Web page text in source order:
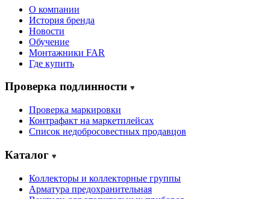
О компании
История бренда
Новости
Обучение
Монтажники FAR
Где купить
Проверка подлинности
Проверка маркировки
Контрафакт на маркетплейсах
Cписок недобросовестных продавцов
Каталог
Коллекторы и коллекторные группы
Арматура предохранительная